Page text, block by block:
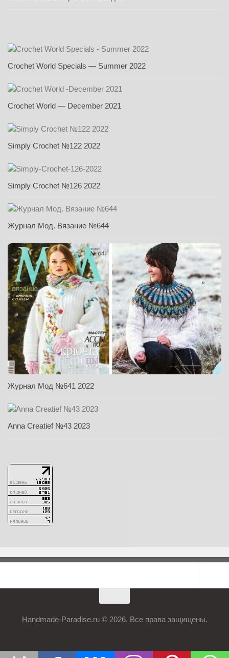
Crochet World Specials — Summer 2022
Crochet World — December 2021
Simply Crochet №122 2022
Simply Crochet №126 2022
Журнал Мод. Вязание №644
Журнал Мод №641 2022
Anna Creatief №43 2023
Handmade-Paradise.ru © 2026. Все права защищены.